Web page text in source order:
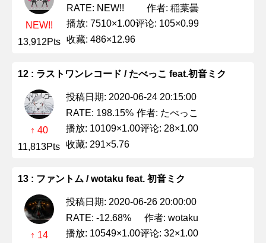
NEW!!
13,912Pts
RATE: NEW!!
作者: 稲葉曇
播放: 7510×1.00评论: 105×0.99
收藏: 486×12.96
12 : ラストワンレコード / たべっこ feat.初音ミク
↑ 40
11,813Pts
投稿日期: 2020-06-24 20:15:00
RATE: 198.15% 作者: たべっこ
播放: 10109×1.00评论: 28×1.00
收藏: 291×5.76
13 : ファントム / wotaku feat. 初音ミク
↑ 14
投稿日期: 2020-06-26 20:00:00
RATE: -12.68%
作者: wotaku
播放: 10549×1.00评论: 32×1.00